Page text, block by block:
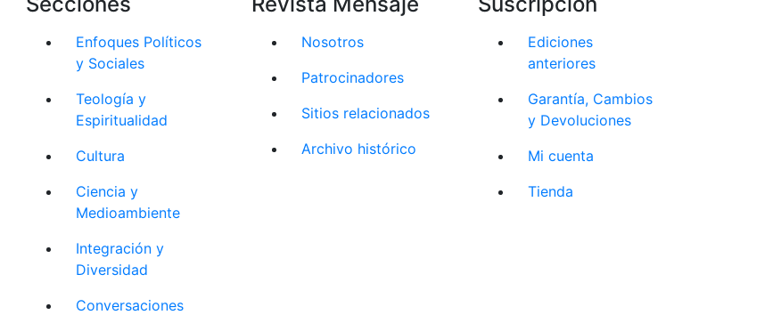
Enfoques Políticos
y Sociales
Teología y
Espiritualidad
Cultura
Ciencia y
Medioambiente
Integración y
Diversidad
Conversaciones
Nosotros
Patrocinadores
Sitios relacionados
Archivo histórico
Ediciones
anteriores
Garantía, Cambios
y Devoluciones
Mi cuenta
Tienda